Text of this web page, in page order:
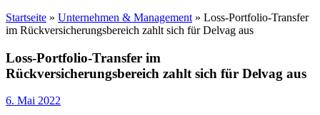
Startseite » Unternehmen & Management » Loss-Portfolio-Transfer
im Rückversicherungsbereich zahlt sich für Delvag aus
Loss-Portfolio-Transfer im
Rückversicherungsbereich zahlt sich für Delvag aus
6. Mai 2022